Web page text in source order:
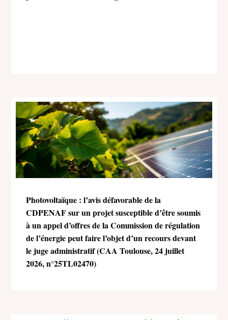
Photovoltaïque : l’avis défavorable de la
CDPENAF sur un projet susceptible d’être soumis
à un appel d’offres de la Commission de régulation
de l’énergie peut faire l’objet d’un recours devant
le juge administratif (CAA Toulouse, 24 juillet
2026, n°25TL02470)